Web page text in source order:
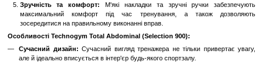
спортсменів будь-якого рівня підготовки.
Переваги тренажера Technogym Total Abdominal (Selection
Ергономічний дизайн:Конструкція тренажера створена
анатомічних особливостей користувача, що дозволяє
максимально ефективно та з мінімальним ризиком